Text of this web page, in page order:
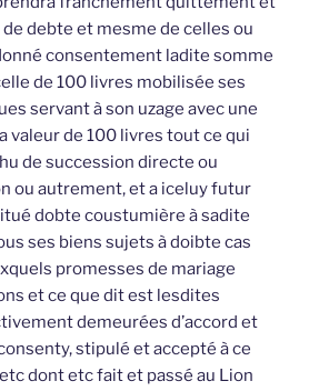
debte et mesme de celles ou
consentement ladite somme
de 100 livres mobilisée ses
servant à son uzage avec une
valeur de 100 livres tout ce qui
de succession directe ou
ou autrement, et a iceluy futur
dobte coustumière à sadite
ses biens sujets à doibte cas
promesses de mariage
et ce que dit est lesdites
demeurées d’accord et
stipulé et accepté à ce
dont etc fait et passé au Lion